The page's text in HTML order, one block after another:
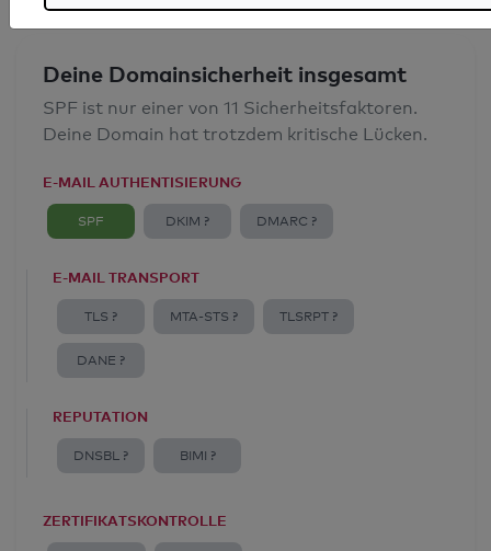
Deine Domainsicherheit insgesamt
SPF ist nur einer von 11 Sicherheitsfaktoren.
Deine Domain hat trotzdem kritische Lücken.
E-MAIL AUTHENTISIERUNG
SPF DKIM ? DMARC ?
E-MAIL TRANSPORT
TLS ? MTA-STS ? TLSRPT ?
DANE ?
REPUTATION
DNSBL ? BIMI ?
ZERTIFIKATSKONTROLLE